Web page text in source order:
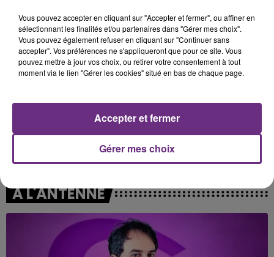
17h41
17h41
Castle On The Hill
17h37
17h37
Elizabeth Taylor
A L'ANTENNE
Vous pouvez accepter en cliquant sur "Accepter et fermer", ou affiner en
sélectionnant les finalités et/ou partenaires dans "Gérer mes choix".
Vous pouvez également refuser en cliquant sur "Continuer sans
accepter". Vos préférences ne s'appliqueront que pour ce site. Vous
pouvez mettre à jour vos choix, ou retirer votre consentement à tout
moment via le lien "Gérer les cookies" situé en bas de chaque page.
Gérer mes choix
Accepter et fermer